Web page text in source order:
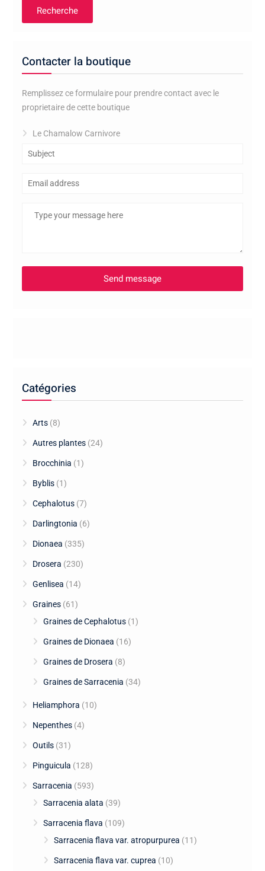
Recherche
Contacter la boutique
Remplissez ce formulaire pour prendre contact avec le
proprietaire de cette boutique
Le Chamalow Carnivore
Catégories
Arts (8)
Autres plantes (24)
Brocchinia (1)
Byblis (1)
Cephalotus (7)
Darlingtonia (6)
Dionaea (335)
Drosera (230)
Genlisea (14)
Graines (61)
Graines de Cephalotus (1)
Graines de Dionaea (16)
Graines de Drosera (8)
Graines de Sarracenia (34)
Heliamphora (10)
Nepenthes (4)
Outils (31)
Pinguicula (128)
Sarracenia (593)
Sarracenia alata (39)
Sarracenia flava (109)
Sarracenia flava var. atropurpurea (11)
Sarracenia flava var. cuprea (10)